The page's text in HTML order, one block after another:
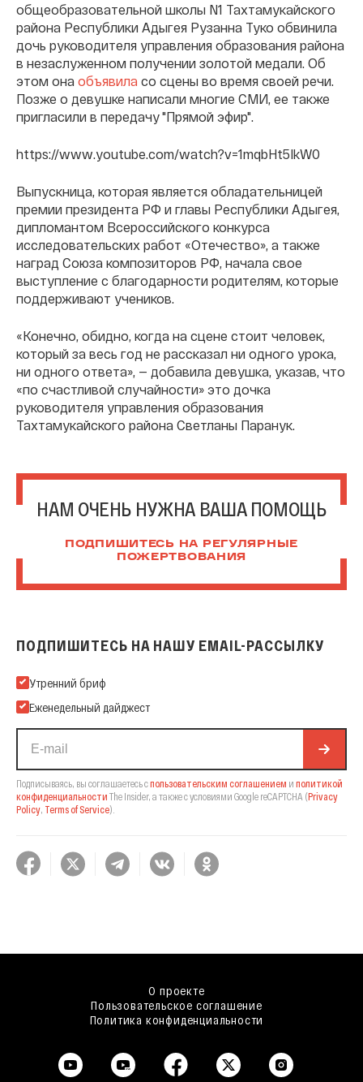
общеобразовательной школы N1 Тахтамукайского
района Республики Адыгея Рузанна Туко обвинила
дочь руководителя управления образования района
в незаслуженном получении золотой медали. Об
этом она объявила со сцены во время своей речи.
Позже о девушке написали многие СМИ, ее также
пригласили в передачу "Прямой эфир".
https://www.youtube.com/watch?v=1mqbHt5IkW0
Выпускница, которая является обладательницей
премии президента РФ и главы Республики Адыгея,
дипломантом Всероссийского конкурса
исследовательских работ «Отечество», а также
наград Союза композиторов РФ, начала свое
выступление с благодарности родителям, которые
поддерживают учеников.
«Конечно, обидно, когда на сцене стоит человек,
который за весь год не рассказал ни одного урока,
ни одного ответа», — добавила девушка, указав, что
«по счастливой случайности» это дочка
руководителя управления образования
Тахтамукайского района Светланы Паранук.
НАМ ОЧЕНЬ НУЖНА ВАША ПОМОЩЬ
ПОДПИШИТЕСЬ НА РЕГУЛЯРНЫЕ
ПОЖЕРТВОВАНИЯ
ПОДПИШИТЕСЬ НА НАШУ EMAIL-РАССЫЛКУ
Подпишитесь на нашу Email-рассылку
Утренний бриф
Еженедельный дайджест
Подписываясь, вы соглашаетесь спользовательским соглашением и политикой
конфиденциальности The Insider, а также с условиями Google reCAPTCHA (Privacy
Policy Terms of Service).
О проекте
Пользовательское соглашение
Политика конфиденциальности